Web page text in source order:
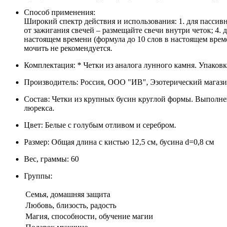
Способ применения:
Широкий спектр действия и использования: 1. для
от зажигания свечей – размещайте свечи внутри четок;
настоящем времени (формула до 10 слов в настоящем
мочить не рекомендуется.
Комплектация: * Четки из аналога лунного камня.
Производитель: Россия, ООО "ИВ", Эзотерический
Состав: Четки из крупных бусин круглой формы.
люрекса.
Цвет: Белые с голубым отливом и серебром.
Размер: Общая длина с кистью 12,5 см, бусина d=0,8 см
Вес, граммы: 60
Группы:
Семья, домашняя защита
Любовь, близость, радость
Магия, способности, обучение магии